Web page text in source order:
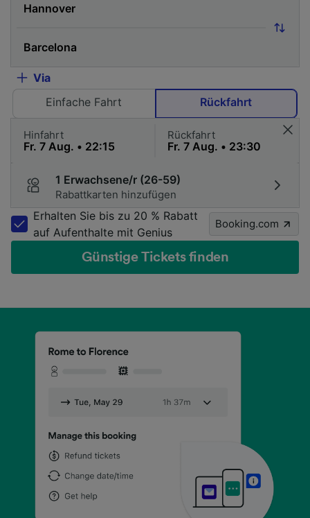
Via
Einfache Fahrt
Rückfahrt
Hinfahrt Rückfahrt
1 Erwachsene/r (26-59)
Rabattkarten hinzufügen
Erhalten Sie bis zu 20 % Rabatt
auf Aufenthalte mit Genius
Booking.com
Günstige Tickets finden